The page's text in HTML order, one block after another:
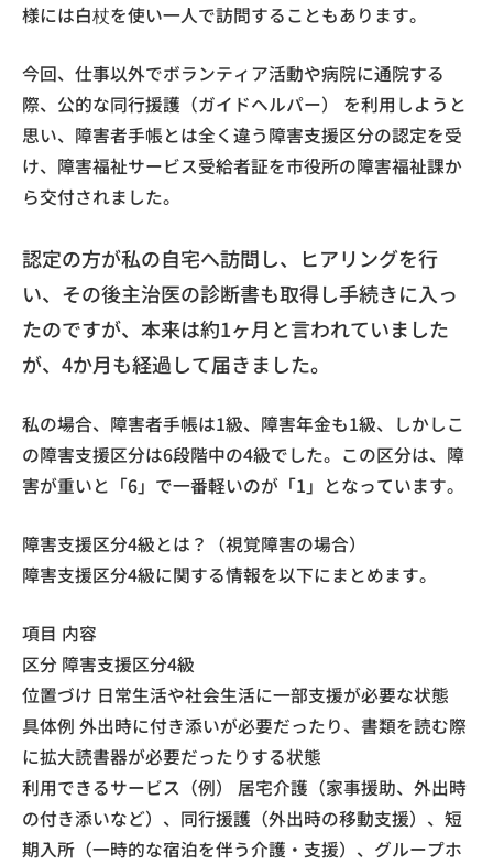
様には白杖を使い一人で訪問することもあります。
今回、仕事以外でボランティア活動や病院に通院する
際、公的な同行援護（ガイドヘルパー） を利用しようと
思い、障害者手帳とは全く違う障害支援区分の認定を受
け、障害福祉サービス受給者証を市役所の障害福祉課か
ら交付されました。
認定の方が私の自宅へ訪問し、ヒアリングを行
い、その後主治医の診断書も取得し手続きに入っ
たのですが、本来は約1ヶ月と言われていました
が、4か月も経過して届きました。
私の場合、障害者手帳は1級、障害年金も1級、しかしこ
の障害支援区分は6段階中の4級でした。この区分は、障
害が重いと「6」で一番軽いのが「1」となっています。
障害支援区分4級とは？（視覚障害の場合）
障害支援区分4級に関する情報を以下にまとめます。
項目 内容
区分 障害支援区分4級
位置づけ 日常生活や社会生活に一部支援が必要な状態
具体例 外出時に付き添いが必要だったり、書類を読む際
に拡大読書器が必要だったりする状態
利用できるサービス（例） 居宅介護（家事援助、外出時
の付き添いなど）、同行援護（外出時の移動支援）、短
期入所（一時的な宿泊を伴う介護・支援）、グループホ